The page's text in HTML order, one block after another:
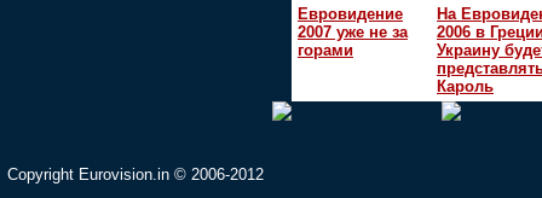
Евровидение
2007 уже не за
горами
На
2006 в
Украину
Кароль
Copyright Eurovision.in © 2006-2012